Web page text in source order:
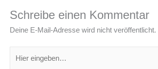
Schreibe einen Kommentar
Deine E-Mail-Adresse wird nicht veröffentlicht.
eingeben…